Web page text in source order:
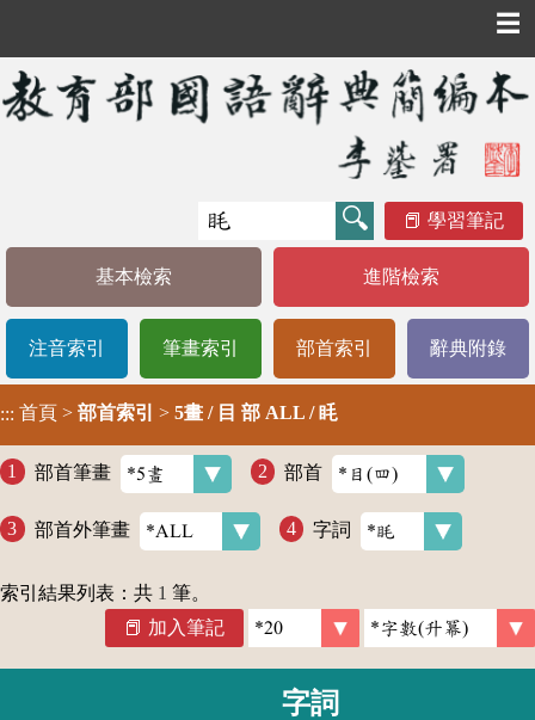
☰
學習筆記
基本檢索 進階檢索
注音索引 筆畫索引 部首索引 辭典附錄
::: 首頁 > 部首索引 > 5畫 / 目 部 ALL / 眊
部首筆畫 部首
部首外筆畫 字詞
索引結果列表：共 1 筆。
加入筆記
字詞